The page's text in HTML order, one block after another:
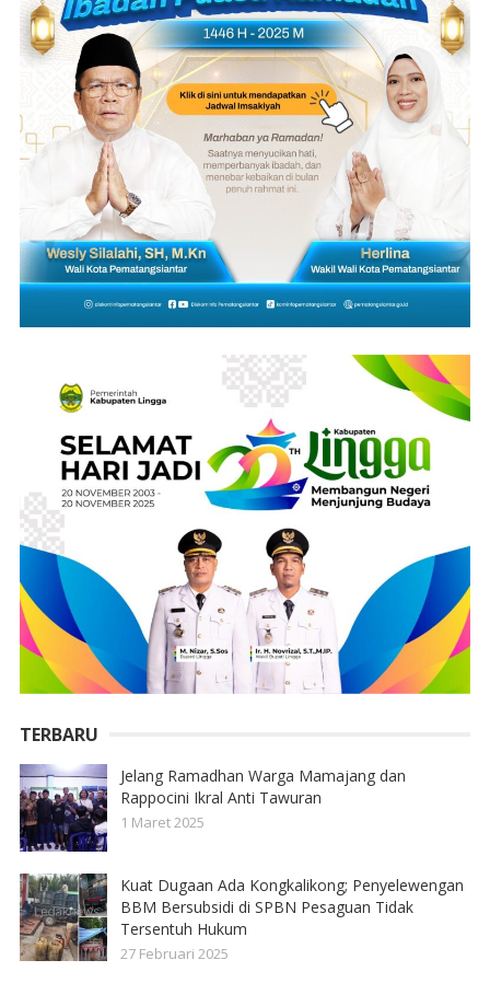
TERBARU
Jelang Ramadhan Warga Mamajang dan
Rappocini Ikral Anti Tawuran
1 Maret 2025
Kuat Dugaan Ada Kongkalikong; Penyelewengan
BBM Bersubsidi di SPBN Pesaguan Tidak
Tersentuh Hukum
27 Februari 2025